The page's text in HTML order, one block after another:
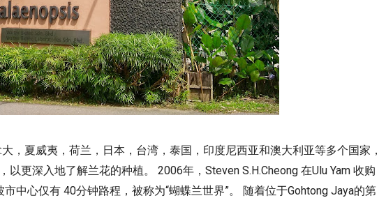
，夏威夷，荷兰，日本，台湾，泰国，印度尼西亚和澳大利亚等多个国家，
更深入地了解兰花的种植。 2006年，Steven S.H.Cheong 在Ulu Yam 收购
中心仅有 40分钟路程，被称为“蝴蝶兰世界”。 随着位于Gohtong Jaya的第